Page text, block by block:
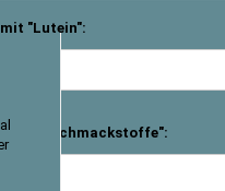
mit "Lutein":
mit "Geschmackstoffe":